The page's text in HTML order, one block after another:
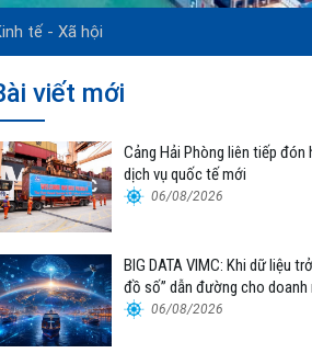
tế - Xã hội
viết mới
Cảng Hải Phòng liên tiếp đón
dịch vụ quốc tế mới
06/08/2026
BIG DATA VIMC: Khi dữ liệu
đồ số” dẫn đường cho doanh
hải 06/08/2026